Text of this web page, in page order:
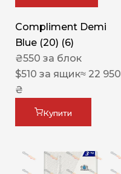
Compliment Demi
Blue (20) (6)
₴550 за блок
$510 за ящик≈ 22 950
₴
Купити